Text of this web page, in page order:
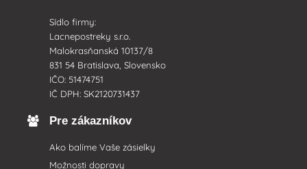
Sídlo firmy:
Lacnepostreky s.r.o.
Malokrasňanská 10137/8
831 54 Bratislava, Slovensko
IČO: 51474751
IČ DPH: SK2120731437
Pre zákazníkov
Ako balíme Vaše zásielky
Možnosti dopravy